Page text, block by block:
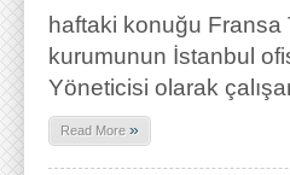
haftaki konuğu Fransa
kurumunun İstanbul
Yöneticisi olarak
Read More »